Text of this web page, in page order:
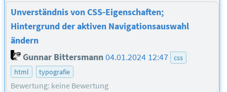
Unverständnis von CSS-Eigenschaften;
Hintergrund der aktiven Navigationsauswahl
ändern
Gunnar Bittersmann04.01.2024 12:47
css
html
typografie
Bewertung: keine Bewertung